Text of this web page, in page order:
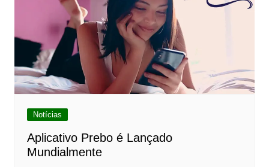
Notícias
Aplicativo Prebo é Lançado
Mundialmente